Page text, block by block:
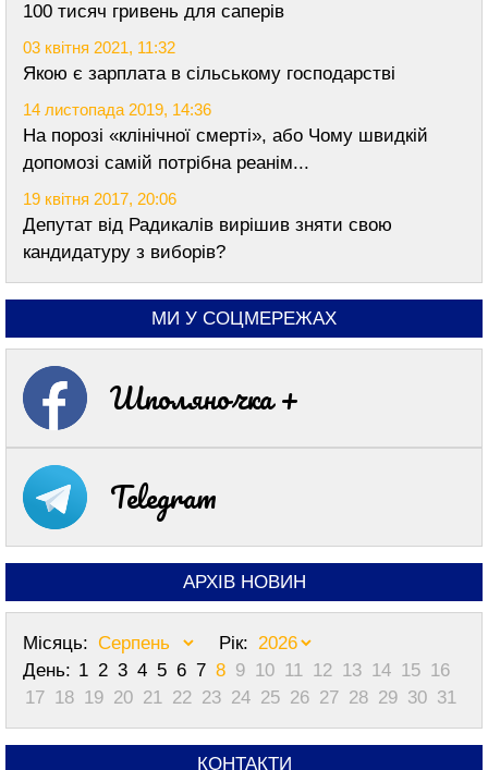
100 тисяч гривень для саперів
03 квітня 2021, 11:32
Якою є зарплата в сільському господарстві
14 листопада 2019, 14:36
На порозі «клінічної смерті», або Чому швидкій
допомозі самій потрібна реанім...
19 квітня 2017, 20:06
Депутат від Радикалів вирішив зняти свою
кандидатуру з виборів?
МИ У СОЦМЕРЕЖАХ
Шполяночка +
Telegram
АРХІВ НОВИН
Місяць:
Рік:
День: 1 2 3 4 5 6 7 8 9 10 11 12 13 14 15 16
17 18 19 20 21 22 23 24 25 26 27 28 29 30 31
КОНТАКТИ